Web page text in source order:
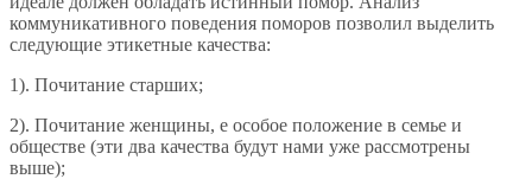
коммуникативного поведения поморов позволил выделить
следующие этикетные качества:
1). Почитание старших;
2). Почитание женщины, е особое положение в семье и
обществе (эти два качества будут нами уже рассмотрены
выше);